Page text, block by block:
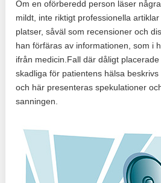
Om en oförberedd person läser
mildt, inte riktigt professionella
platser, såväl som recensioner och
han förfäras av informationen, som i
ifrån medicin.Fall där dåligt
skadliga för patientens hälsa beskrivs
och här presenteras spekulationer
sanningen.